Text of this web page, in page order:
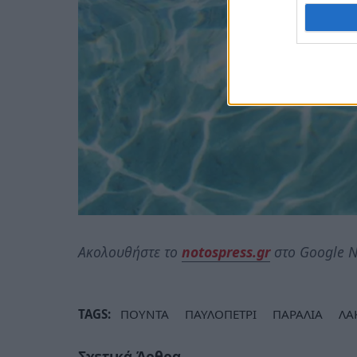
Ακολουθήστε το notospress.grστο Google
TAGS: ΠΟΥΝΤΑ ΠΑΥΛΟΠΕΤΡΙ ΠΑΡΑΛΙΑ